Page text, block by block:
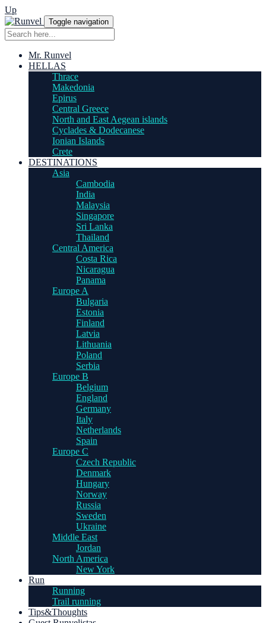
Up
Toggle navigation
Mr. Runvel
HELLAS
Thrace
Makedonia
Epirus
Central Greece
North and East Aegean islands
Cyclades & Dodecanese
Ionian Islands
Crete
DESTINATIONS
Asia
Cambodia
India
Malaysia
Singapore
Sri Lanka
Thailand
Central America
Costa Rica
Nicaragua
Panama
Europe A
Bulgaria
Estonia
Finland
Latvia
Lithuania
Poland
Serbia
Europe B
Belgium
England
Germany
Italy
Netherlands
Spain
Europe C
Czech Republic
Denmark
Hungary
Norway
Russia
Sweden
Ukraine
Middle East
Jordan
North America
New York
Run
Running
Trail running
Tips&Thoughts